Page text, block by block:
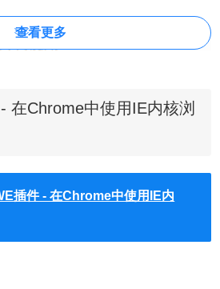
装使用
安装的方法参照一下方法：老版本
标签页输入
进入chrome扩展程序，解压你在本
展程序页即可。
查看更多
在Chrome中使用IE内核浏
插件 - 在Chrome中使用IE内